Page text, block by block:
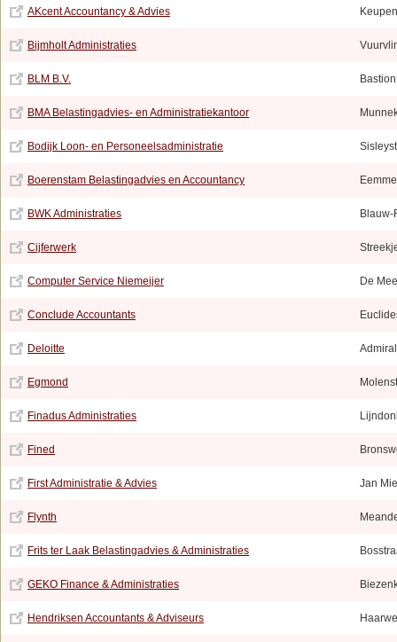
AKcent Accountancy & Advies
Bijmholt Administraties
BLM B.V.
BMA Belastingadvies- en Administratiekantoor
Bodijk Loon- en Personeelsadministratie
Boerenstam Belastingadvies en Accountancy
BWK Administraties
Cijferwerk
Computer Service Niemeijer De
Conclude Accountants
Deloitte
Egmond
Finadus Administraties
Fined
First Administratie & Advies Jan
Flynth
Frits ter Laak Belastingadvies & Administraties
GEKO Finance & Administraties
Hendriksen Accountants & Adviseurs